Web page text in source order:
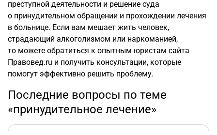
преступной деятельности и решение суда
о принудительном обращении и прохождении лечения
в больнице. Если вам мешает жить человек,
страдающий алкоголизмом или наркоманией,
то можете обратиться к опытным юристам сайта
Правовед.ru и получить консультации, которые
помогут эффективно решить проблему.
Последние вопросы по теме
«принудительное лечение»